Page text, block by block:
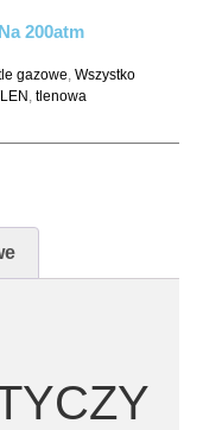
200atm
gazowe, Wszystko
, tlenowa